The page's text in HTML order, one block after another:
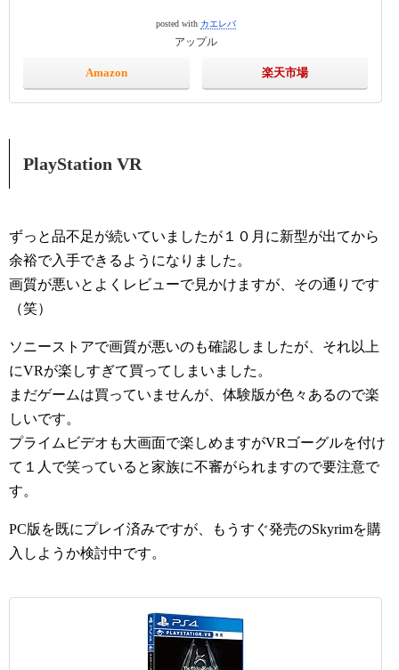
posted with カエレバ
アップル
Amazon 楽天市場
PlayStation VR
ずっと品不足が続いていましたが１０月に新型が出てから
余裕で入手できるようになりました。
画質が悪いとよくレビューで見かけますが、その通りです
（笑）
ソニーストアで画質が悪いのも確認しましたが、それ以上
にVRが楽しすぎて買ってしまいました。
まだゲームは買っていませんが、体験版が色々あるので楽
しいです。
プライムビデオも大画面で楽しめますがVRゴーグルを付け
て１人で笑っていると家族に不審がられますので要注意で
す。
PC版を既にプレイ済みですが、もうすぐ発売のSkyrimを購
入しようか検討中です。